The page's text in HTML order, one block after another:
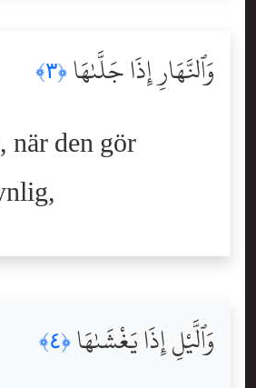
وَٱلنَّهَارِ إِذَا جَلَّىٰهَا ﴿٣﴾
när den gör
وَٱلَّيْلِ إِذَا يَغْشَىٰهَا ﴿٤﴾